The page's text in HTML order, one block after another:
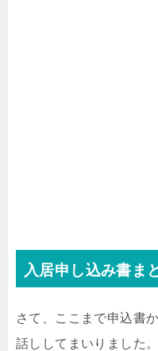
入居申し込み書ま
さて、ここまで申込書
話ししてまいりました。